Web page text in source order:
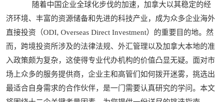
随着中国企业全球化步伐的加速，加拿大以其稳定的经
济环境、丰富的资源储备和先进的科技产业，成为众多企业海外
直接投资（ODI, Overseas Direct Investment）的重要目的地。然
而，跨境投资所涉及的法律法规、外汇管理以及加拿大本地的准
入政策颇为复杂，这使得专业代办机构的价值凸显无疑。面对市
场上众多的服务提供商，企业主和高管们如何拨开迷雾，挑选出
最适合自身需求的合作伙伴，是一门需要认真研究的学问。本文